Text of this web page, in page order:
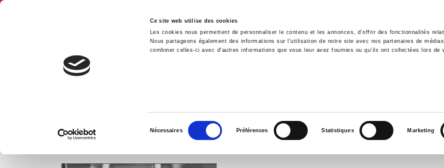
Ce site web utilise des cookies
Les cookies nous permettent de personnaliser le contenu et les annonces, d'offrir des fonctionnalités
Nous partageons également des informations sur l'utilisation de notre site avec nos partenaires de
combiner celles-ci avec d'autres informations que vous leur avez fournies ou qu'ils ont collectées lors de
consentement
Nécessaires Préférences Statistiques Marketing
Home Environment History
IMAGES